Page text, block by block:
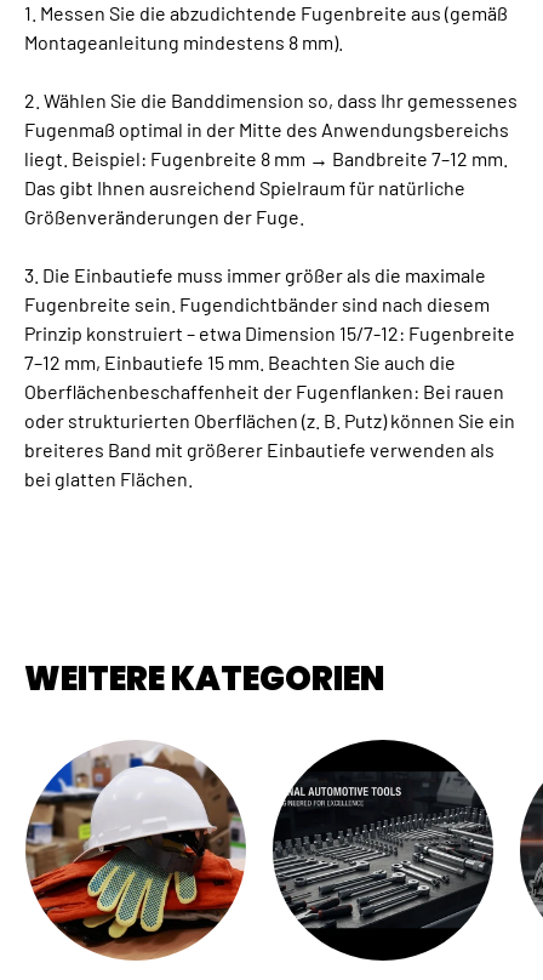
1. Messen Sie die abzudichtende Fugenbreite aus (gemäß
Montageanleitung mindestens 8 mm).
2. Wählen Sie die Banddimension so, dass Ihr gemessenes
Fugenmaß optimal in der Mitte des Anwendungsbereichs
liegt. Beispiel: Fugenbreite 8 mm → Bandbreite 7–12 mm.
Das gibt Ihnen ausreichend Spielraum für natürliche
Größenveränderungen der Fuge.
3. Die Einbautiefe muss immer größer als die maximale
Fugenbreite sein. Fugendichtbänder sind nach diesem
Prinzip konstruiert – etwa Dimension 15/7-12: Fugenbreite
7–12 mm, Einbautiefe 15 mm. Beachten Sie auch die
Oberflächenbeschaffenheit der Fugenflanken: Bei rauen
oder strukturierten Oberflächen (z. B. Putz) können Sie ein
breiteres Band mit größerer Einbautiefe verwenden als
bei glatten Flächen.
WEITERE KATEGORIEN